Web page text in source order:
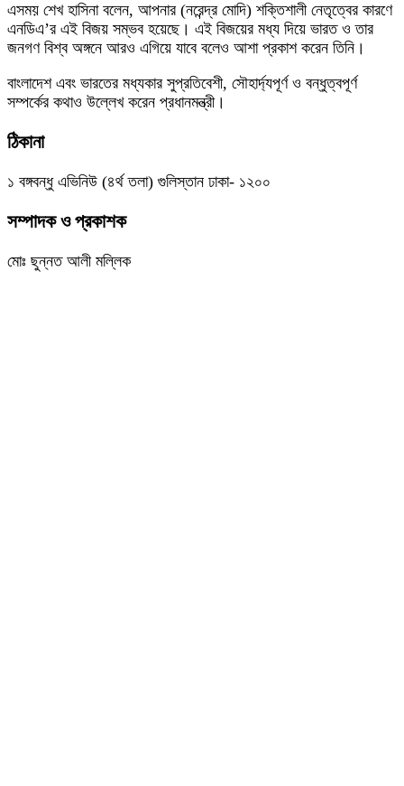
এসময় শেখ হাসিনা বলেন, আপনার (নরেন্দ্র মোদি) শক্তিশালী নেতৃত্বের কারণে
এনডিএ’র এই বিজয় সম্ভব হয়েছে। এই বিজয়ের মধ্য দিয়ে ভারত ও তার
জনগণ বিশ্ব অঙ্গনে আরও এগিয়ে যাবে বলেও আশা প্রকাশ করেন তিনি।
বাংলাদেশ এবং ভারতের মধ্যকার সুপ্রতিবেশী, সৌহার্দ্যপূর্ণ ও বন্ধুত্বপূর্ণ
সম্পর্কের কথাও উল্লেখ করেন প্রধানমন্ত্রী।
ঠিকানা
১ বঙ্গবন্ধু এভিনিউ (৪র্থ তলা) গুলিস্তান ঢাকা- ১২০০
সম্পাদক ও প্রকাশক
মোঃ ছুন্নত আলী মল্লিক